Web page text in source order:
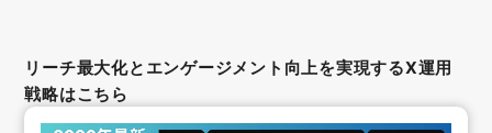
リーチ最大化とエンゲージメント向上を実現するX運用
戦略はこちら